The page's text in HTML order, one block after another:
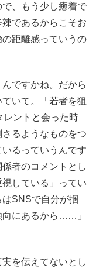
、もう少し癒着で
であるからこそお
距離感っていうの
ですかね。だから
いて。「若者を狙
レントと会った時
るようなものをつ
るっていうんです
者のコメントとし
している」ってい
SNSで自分が掴
向にあるから……」
を伝えてないとし